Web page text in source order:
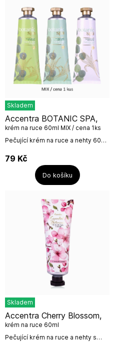
Skladem
Pečující krém na ruce a nehty 60ml
/ Cena 1ksVůně: Eucalyptus &
LemongrassNázev...
Accentra BOTANIC SPA,
krém na ruce 60ml MIX / cena 1ks
79 Kč
Do košíku
Skladem
Pečující krém na ruce a nehty s
Accentra Cherry Blossom,
krém na ruce 60ml